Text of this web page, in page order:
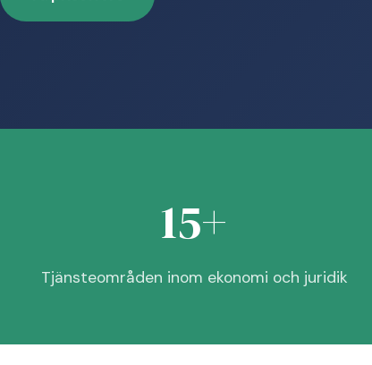
15+
Tjänsteområden inom ekonomi och juridik